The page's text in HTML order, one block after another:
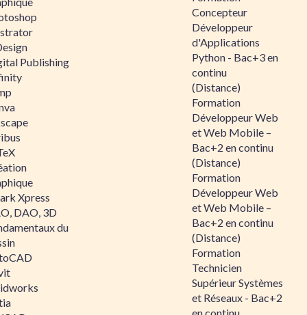
Publishing
Xpress
DAO, 3D
du
Concepteur
Développeur
d'Applications
Python - Bac+3 en
continu
(Distance)
Formation
Développeur Web
et Web Mobile –
Bac+2 en continu
(Distance)
Formation
Développeur Web
et Web Mobile –
Bac+2 en continu
(Distance)
Formation
Technicien
Supérieur Systèmes
et Réseaux - Bac+2